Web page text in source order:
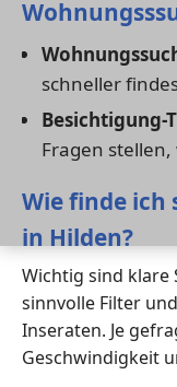
schneller
Besichtigung-
Fragen
Wie finde ich
in Hilden?
Wichtig sind klare
sinnvolle Filter
Inseraten. Je
Geschwindigkeit